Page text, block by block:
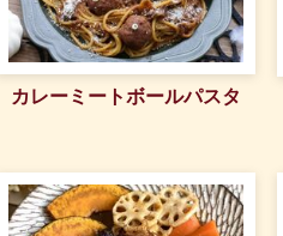
カレーミートボールパスタ